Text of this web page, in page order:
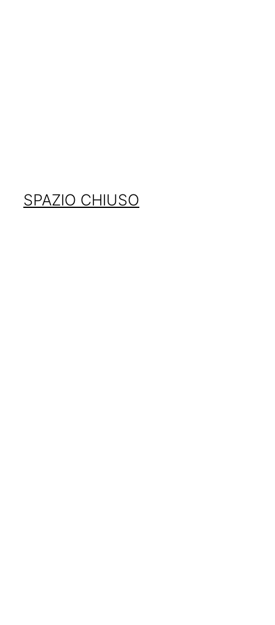
SPAZIO CHIUSO